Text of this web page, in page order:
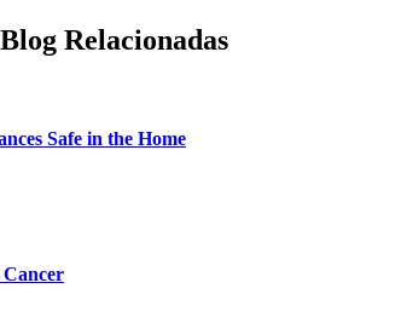
Relacionadas
Safe in the Home